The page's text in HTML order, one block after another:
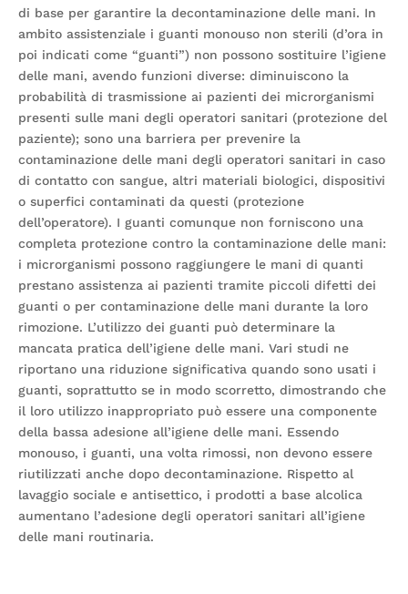
di base per garantire la decontaminazione delle mani. In
ambito assistenziale i guanti monouso non sterili (d’ora in
poi indicati come “guanti”) non possono sostituire l’igiene
delle mani, avendo funzioni diverse: diminuiscono la
probabilità di trasmissione ai pazienti dei microrganismi
presenti sulle mani degli operatori sanitari (protezione del
paziente); sono una barriera per prevenire la
contaminazione delle mani degli operatori sanitari in caso
di contatto con sangue, altri materiali biologici, dispositivi
o superfici contaminati da questi (protezione
dell’operatore). I guanti comunque non forniscono una
completa protezione contro la contaminazione delle mani:
i microrganismi possono raggiungere le mani di quanti
prestano assistenza ai pazienti tramite piccoli difetti dei
guanti o per contaminazione delle mani durante la loro
rimozione. L’utilizzo dei guanti può determinare la
mancata pratica dell’igiene delle mani. Vari studi ne
riportano una riduzione significativa quando sono usati i
guanti, soprattutto se in modo scorretto, dimostrando che
il loro utilizzo inappropriato può essere una componente
della bassa adesione all’igiene delle mani. Essendo
monouso, i guanti, una volta rimossi, non devono essere
riutilizzati anche dopo decontaminazione. Rispetto al
lavaggio sociale e antisettico, i prodotti a base alcolica
aumentano l’adesione degli operatori sanitari all’igiene
delle mani routinaria.